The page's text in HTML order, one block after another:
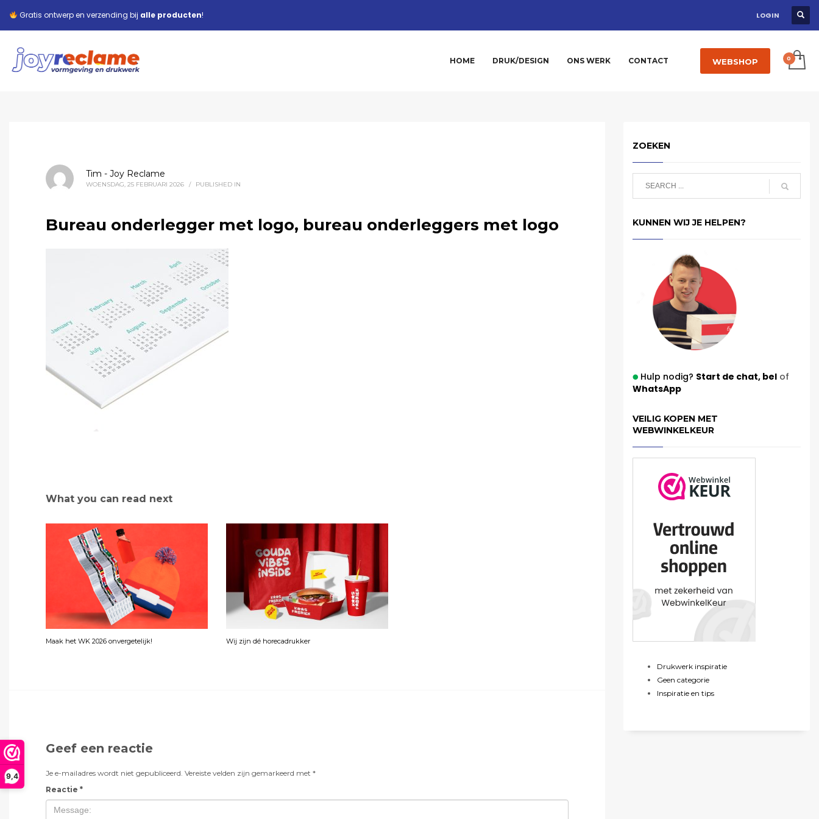
9,4
Gratis ontwerp en verzending bij alle producten! LOGIN
HOME DRUK/DESIGN ONS WERK CONTACT WEBSHOP
Tim - Joy Reclame
WOENSDAG, 25 FEBRUARI 2026 / PUBLISHED IN
Bureau onderlegger met logo, bureau onderleggers met logo
What you can read next
Maak het WK 2026 onvergetelijk! Wij zijn dé horecadrukker
Geef een reactie
Je e-mailadres wordt niet gepubliceerd. Vereiste velden zijn gemarkeerd met *
Reactie *
ZOEKEN
KUNNEN WIJ JE HELPEN?
Hulp nodig? Start de chat,belof
WhatsApp
VEILIG KOPEN MET
WEBWINKELKEUR
Drukwerk inspiratie
Geen categorie
Inspiratie en tips